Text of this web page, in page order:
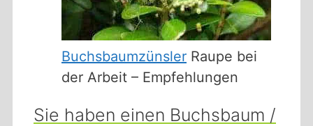
Buchsbaumzünsler Raupe bei
der Arbeit – Empfehlungen
Sie haben einen Buchsbaum /